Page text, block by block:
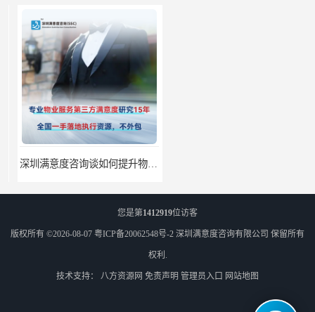
深圳满意度咨询谈如何提升物业满意度
您是第1412919位访客
版权所有 ©2026-08-07 粤ICP备20062548号-2 深圳满意度咨询有限公司 保留所有
权利.
技术支持： 八方资源网 免责声明 管理员入口 网站地图